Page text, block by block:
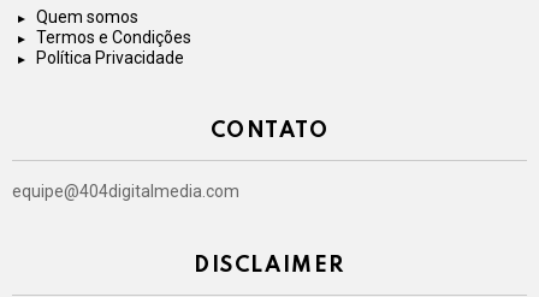
Quem somos
Termos e Condições
Política Privacidade
CONTATO
equipe@404digitalmedia.com
DISCLAIMER